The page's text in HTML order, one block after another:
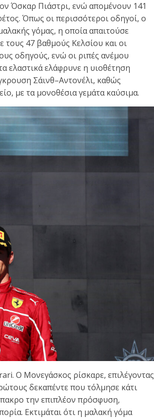
Όσκαρ Πιάστρι, ενώ απομένουν 141
Όπως οι περισσότεροι οδηγοί, ο
γόμας, η οποία απαιτούσε
τους 47 βαθμούς Κελσίου και οι
οδηγούς, ενώ οι ριπές ανέμου
ελαστικά ελάφρυνε η υιοθέτηση
Σάινθ–Αντονέλι, καθώς
με τα μονοθέσια γεμάτα καύσιμα.
Ο Μονεγάσκος ρίσκαρε, επιλέγοντας
δεκαπέντε που τόλμησε κάτι
την επιπλέον πρόσφυση,
Εκτιμάται ότι η μαλακή γόμα